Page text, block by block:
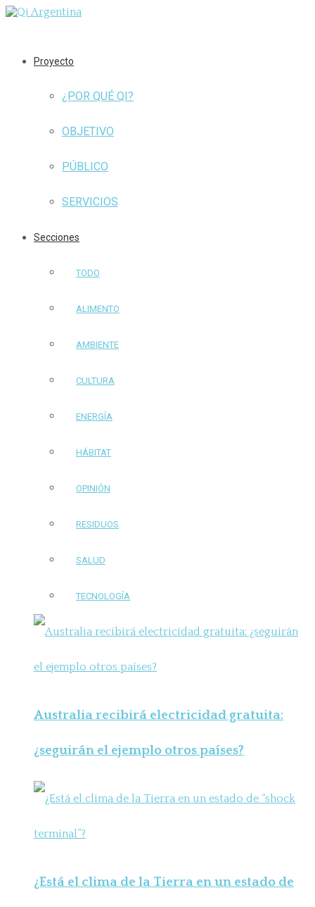
Proyecto
¿POR QUÉ QI?
OBJETIVO
PÚBLICO
SERVICIOS
Secciones
TODO
ALIMENTO
AMBIENTE
CULTURA
ENERGÍA
HÁBITAT
OPINIÓN
RESIDUOS
SALUD
TECNOLOGÍA
Australia recibirá electricidad gratuita:
¿seguirán el ejemplo otros países?
¿Está el clima de la Tierra en un estado de